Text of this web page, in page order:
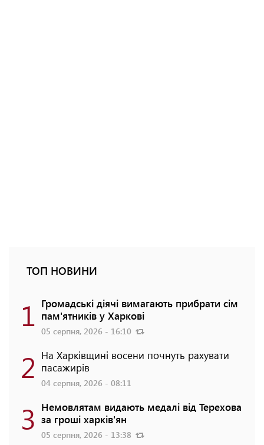
ТОП НОВИНИ
1 Громадські діячі вимагають прибрати сім
пам'ятників у Харкові
05 серпня, 2026 - 16:10
2 На Харківщині восени почнуть рахувати
пасажирів
04 серпня, 2026 - 08:11
3 Немовлятам видають медалі від Терехова
за гроші харків'ян
05 серпня, 2026 - 13:38